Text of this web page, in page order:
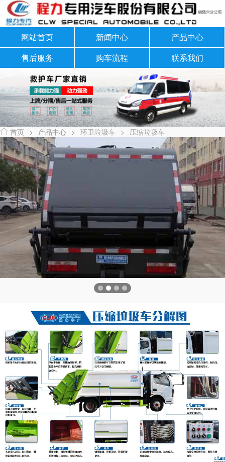
网站首页 新闻中心
产品中心
售后服务
购车流程 联系我们
 首页 > 产品中心 > 环卫垃圾车 > 压缩垃圾车